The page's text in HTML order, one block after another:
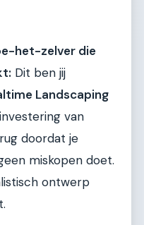
het-zelver die
Dit ben jij
Landscaping
van
doordat je
miskopen doet.
ontwerp